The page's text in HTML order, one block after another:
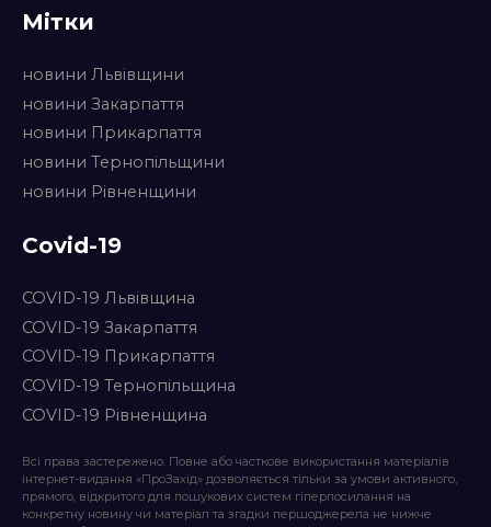
Мітки
новини Львівщини
новини Закарпаття
новини Прикарпаття
новини Тернопільщини
новини Рівненщини
Covid-19
COVID-19 Львівщина
COVID-19 Закарпаття
COVID-19 Прикарпаття
COVID-19 Тернопільщина
COVID-19 Рівненщина
Всі права застережено. Повне або часткове використання матеріалів
інтернет-видання «ПроЗахід» дозволяється тільки за умови активного,
прямого, відкритого для пошукових систем гіперпосилання на
конкретну новину чи матеріал та згадки першоджерела не нижче